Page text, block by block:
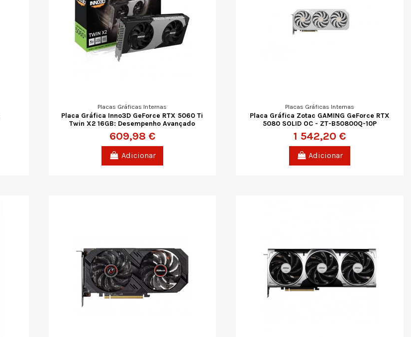
Placas Gráficas Internas
Placa Gráfica Inno3D GeForce RTX 5060 Ti
Twin X2 16GB: Desempenho Avançado
609,98 €
Adicionar
Placas Gráficas Internas
Placa Gráfica Zotac GAMING GeForce RTX
5080 SOLID OC - ZT-B50800Q-10P
1 542,20 €
Adicionar